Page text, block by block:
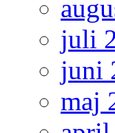
juli
juni
maj